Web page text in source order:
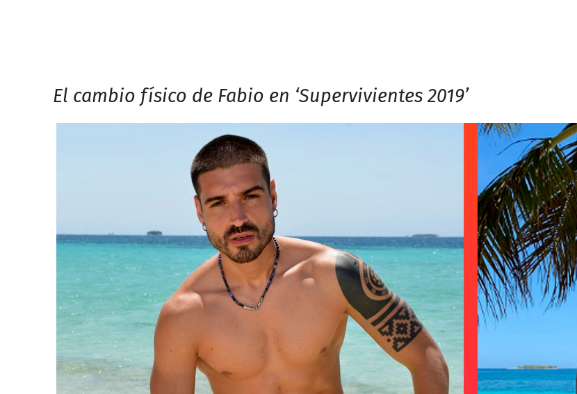
El cambio físico de Fabio en ‘Supervivientes 2019’